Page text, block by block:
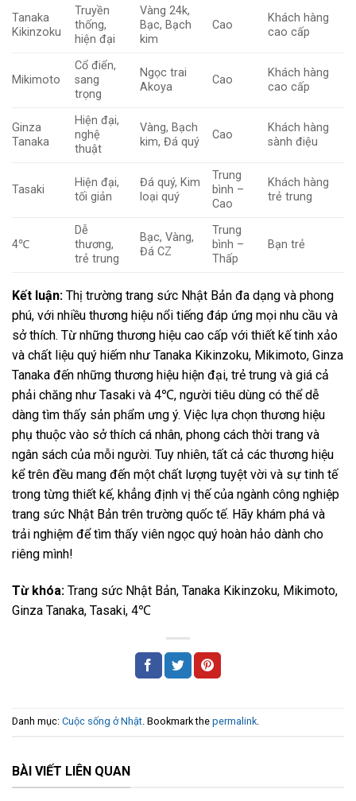
Tanaka
Kikinzoku
Truyền
thống,
hiện đại
Vàng 24k,
Bạc, Bạch
kim
Cao
Khách hàng
cao cấp
Mikimoto
Cổ điển,
sang
trọng
Ngọc trai
Akoya
Cao
Khách hàng
cao cấp
Ginza
Tanaka
Hiện đại,
nghệ
thuật
Vàng, Bạch
kim, Đá quý
Cao
Khách hàng
sành điệu
Tasaki
Hiện đại,
tối giản
Đá quý, Kim
loại quý
Trung
bình –
Cao
Khách hàng
trẻ trung
4℃
Dễ
thương,
trẻ trung
Bạc, Vàng,
Đá CZ
Trung
bình –
Thấp
Bạn trẻ
Kết luận: Thị trường trang sức Nhật Bản đa dạng và phong
phú, với nhiều thương hiệu nổi tiếng đáp ứng mọi nhu cầu và
sở thích. Từ những thương hiệu cao cấp với thiết kế tinh xảo
và chất liệu quý hiếm như Tanaka Kikinzoku, Mikimoto, Ginza
Tanaka đến những thương hiệu hiện đại, trẻ trung và giá cả
phải chăng như Tasaki và 4℃, người tiêu dùng có thể dễ
dàng tìm thấy sản phẩm ưng ý. Việc lựa chọn thương hiệu
phụ thuộc vào sở thích cá nhân, phong cách thời trang và
ngân sách của mỗi người. Tuy nhiên, tất cả các thương hiệu
kể trên đều mang đến một chất lượng tuyệt vời và sự tinh tế
trong từng thiết kế, khẳng định vị thế của ngành công nghiệp
trang sức Nhật Bản trên trường quốc tế. Hãy khám phá và
trải nghiệm để tìm thấy viên ngọc quý hoàn hảo dành cho
riêng mình!
Từ khóa: Trang sức Nhật Bản, Tanaka Kikinzoku, Mikimoto,
Ginza Tanaka, Tasaki, 4℃
Danh mục: Cuộc sống ở Nhật. Bookmark the permalink.
BÀI VIẾT LIÊN QUAN